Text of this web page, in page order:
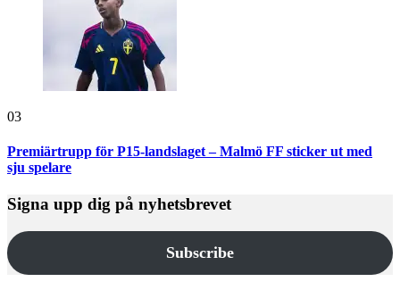
03
Premiärtrupp för P15-landslaget – Malmö FF sticker ut med
sju spelare
Signa upp dig på nyhetsbrevet
Subscribe